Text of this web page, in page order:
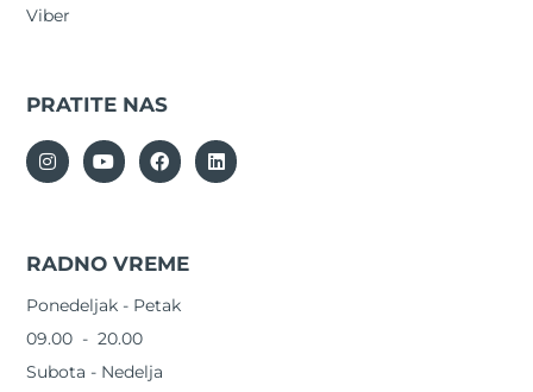
Viber
PRATITE NAS
RADNO VREME
Ponedeljak - Petak
09.00 - 20.00
Subota - Nedelja